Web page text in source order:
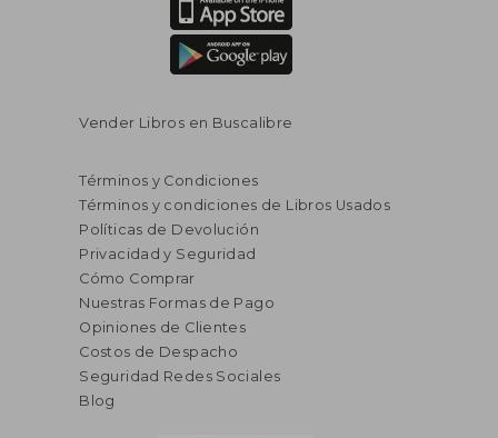
Vender Libros en Buscalibre
Términos y Condiciones
Términos y condiciones de Libros Usados
Políticas de Devolución
Privacidad y Seguridad
Cómo Comprar
Nuestras Formas de Pago
Opiniones de Clientes
Costos de Despacho
Seguridad Redes Sociales
Blog